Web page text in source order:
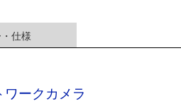
仕様
ークカメラ